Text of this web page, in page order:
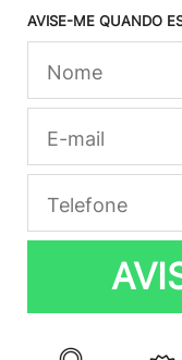
AVISE-ME QUANDO